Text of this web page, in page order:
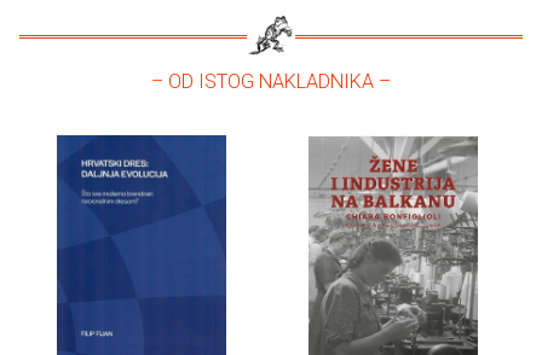
– OD ISTOG NAKLADNIKA –